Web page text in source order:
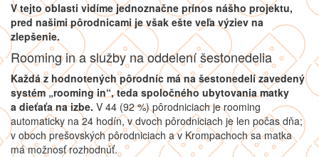
V tejto oblasti vidíme jednoznačne prínos nášho projektu,
pred našimi pôrodnicami je však ešte veľa výziev na
zlepšenie.
Rooming in a služby na oddelení šestonedelia
Každá z hodnotených pôrodníc má na šestonedelí zavedený
systém „rooming in“, teda spoločného ubytovania matky
a dieťaťa na izbe. V 44 (92 %) pôrodniciach je rooming
automaticky na 24 hodín, v dvoch pôrodniciach je len počas dňa;
v oboch prešovských pôrodniciach a v Krompachoch sa matka
má možnosť rozhodnúť.